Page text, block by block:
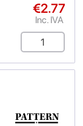
€2.77
Inc. IVA